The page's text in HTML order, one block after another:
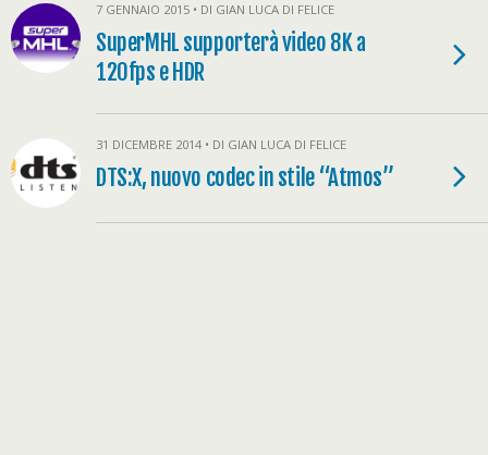
7 GENNAIO 2015 • DI GIAN LUCA DI FELICE
SuperMHL supporterà video 8K a
120fps e HDR
31 DICEMBRE 2014 • DI GIAN LUCA DI FELICE
DTS:X, nuovo codec in stile “Atmos”